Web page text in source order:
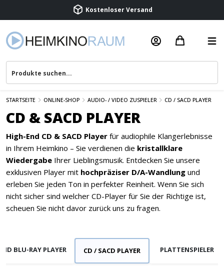
Kostenloser Versand
Beratung & Service
STARTSEITE ONLINE-SHOP AUDIO- / VIDEO ZUSPIELER CD / SACD PLAYER
CD & SACD PLAYER
High-End CD & SACD Player für audiophile Klangerlebnisse
in Ihrem Heimkino – Sie verdienen die kristallklare
Wiedergabe Ihrer Lieblingsmusik. Entdecken Sie unsere
exklusiven Player mit hochpräziser D/A-Wandlung und
erleben Sie jeden Ton in perfekter Reinheit. Wenn Sie sich
nicht sicher sind welcher CD-Player für Sie der Richtige ist,
scheuen Sie nicht davor zurück uns zu fragen.
BLU-RAY PLAYER CD / SACD PLAYER PLATTENSPIELER